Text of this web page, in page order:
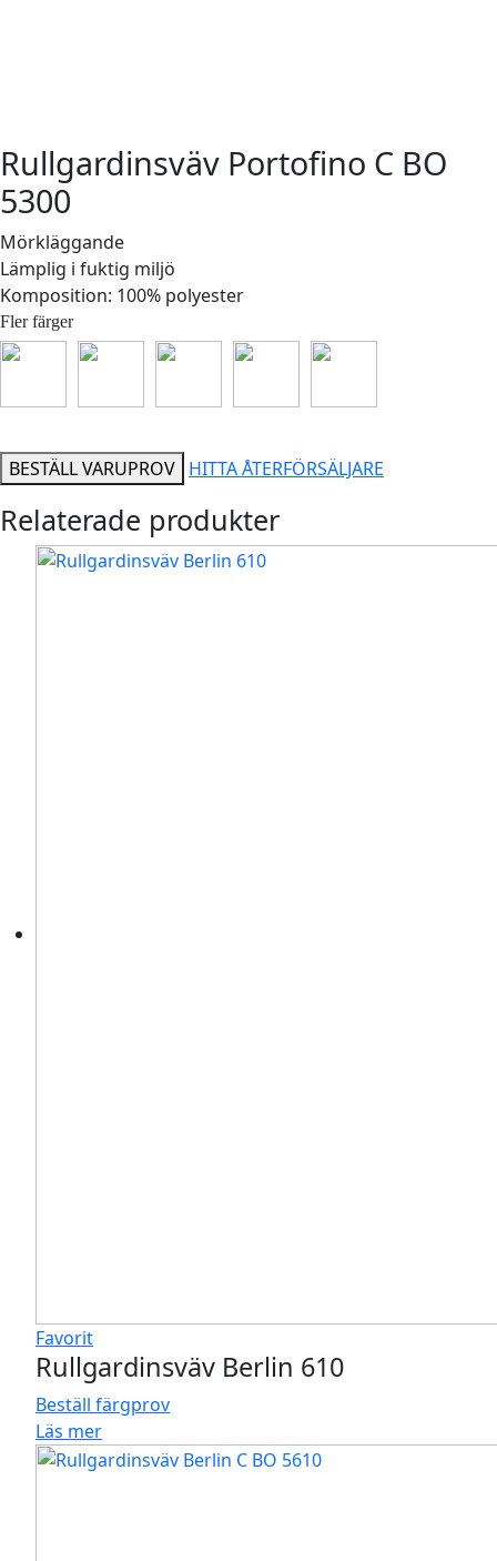
Rullgardinsväv Portofino C BO
5300
Mörkläggande
Lämplig i fuktig miljö
Komposition: 100% polyester
Fler färger
BESTÄLL VARUPROV HITTA ÅTERFÖRSÄLJARE
Relaterade produkter
Favorit
Rullgardinsväv Berlin 610
Beställ färgprov
Läs mer